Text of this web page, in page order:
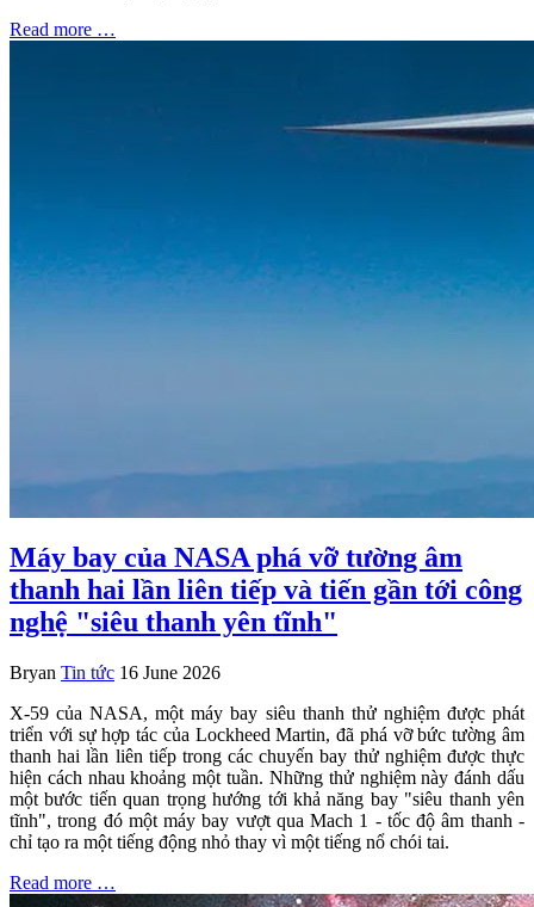
Read more …
Máy bay của NASA phá vỡ tường âm
thanh hai lần liên tiếp và tiến gần tới công
nghệ "siêu thanh yên tĩnh"
Bryan Tin tức 16 June 2026
X-59 của NASA, một máy bay siêu thanh thử nghiệm được phát
triển với sự hợp tác của Lockheed Martin, đã phá vỡ bức tường âm
thanh hai lần liên tiếp trong các chuyến bay thử nghiệm được thực
hiện cách nhau khoảng một tuần. Những thử nghiệm này đánh dấu
một bước tiến quan trọng hướng tới khả năng bay "siêu thanh yên
tĩnh", trong đó một máy bay vượt qua Mach 1 - tốc độ âm thanh -
chỉ tạo ra một tiếng động nhỏ thay vì một tiếng nổ chói tai.
Read more …